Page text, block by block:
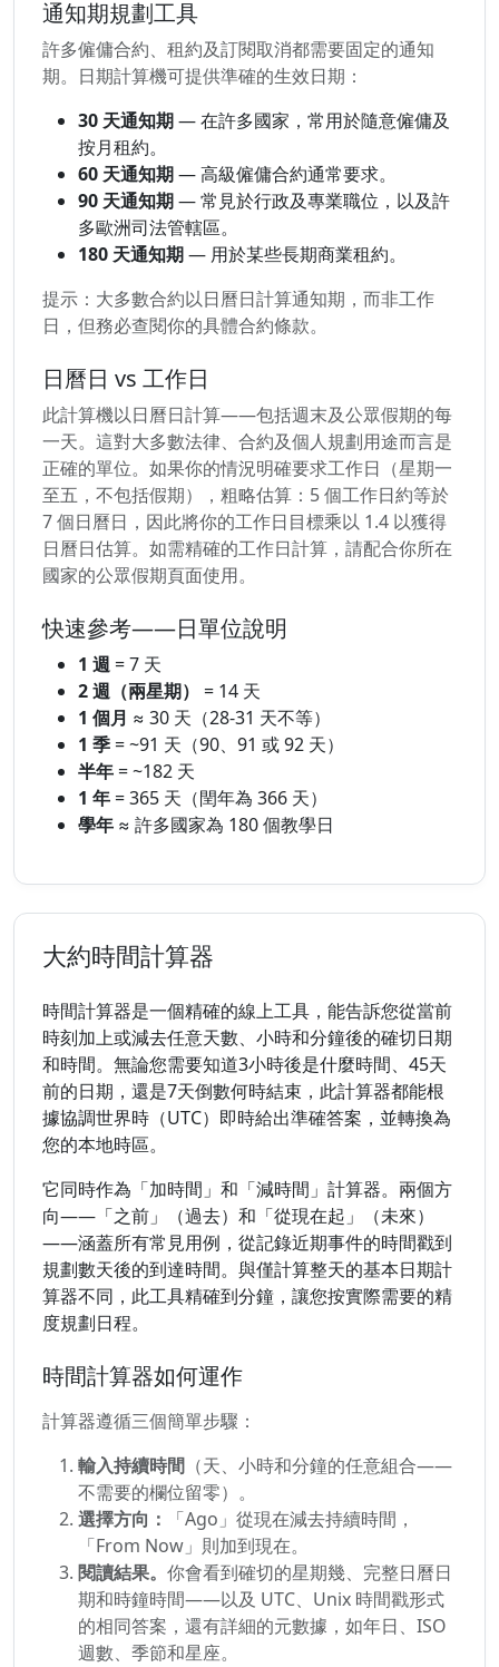
通知期規劃工具
許多僱傭合約、租約及訂閱取消都需要固定的通知
期。日期計算機可提供準確的生效日期：
30 天通知期— 在許多國家，常用於隨意僱傭及
按月租約。
60 天通知期— 高級僱傭合約通常要求。
90 天通知期— 常見於行政及專業職位，以及許
多歐洲司法管轄區。
180 天通知期— 用於某些長期商業租約。
提示：大多數合約以日曆日計算通知期，而非工作
日，但務必查閱你的具體合約條款。
日曆日 vs 工作日
此計算機以日曆日計算——包括週末及公眾假期的每
一天。這對大多數法律、合約及個人規劃用途而言是
正確的單位。如果你的情況明確要求工作日（星期一
至五，不包括假期），粗略估算：5 個工作日約等於
7 個日曆日，因此將你的工作日目標乘以 1.4 以獲得
日曆日估算。如需精確的工作日計算，請配合你所在
國家的公眾假期頁面使用。
快速參考——日單位說明
1 週= 7 天
2 週（兩星期） = 14 天
1 個月 ≈ 30 天（28-31 天不等）
1 季= ~91 天（90、91 或 92 天）
半年= ~182 天
1 年= 365 天（閏年為 366 天）
學年 ≈ 許多國家為 180 個教學日
大約時間計算器
時間計算器是一個精確的線上工具，能告訴您從當前
時刻加上或減去任意天數、小時和分鐘後的確切日期
和時間。無論您需要知道3小時後是什麼時間、45天
前的日期，還是7天倒數何時結束，此計算器都能根
據協調世界時（UTC）即時給出準確答案，並轉換為
您的本地時區。
它同時作為「加時間」和「減時間」計算器。兩個方
向——「之前」（過去）和「從現在起」（未來）
——涵蓋所有常見用例，從記錄近期事件的時間戳到
規劃數天後的到達時間。與僅計算整天的基本日期計
算器不同，此工具精確到分鐘，讓您按實際需要的精
度規劃日程。
時間計算器如何運作
計算器遵循三個簡單步驟：
輸入持續時間 （天、小時和分鐘的任意組合——
不需要的欄位留零）。
選擇方向：
「Ago」從現在減去持續時間，
「From Now」則加到現在。
閱讀結果。 你會看到確切的星期幾、完整日曆日
期和時鐘時間——以及 UTC、Unix 時間戳形式
的相同答案，還有詳細的元數據，如年日、ISO
週數、季節和星座。